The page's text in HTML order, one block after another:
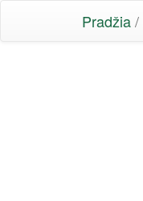
Pradžia/